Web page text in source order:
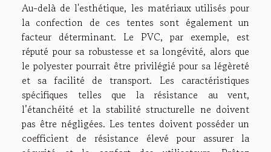
Au-delà de l'esthétique, les matériaux utilisés pour
la confection de ces tentes sont également un
facteur déterminant. Le PVC, par exemple, est
réputé pour sa robustesse et sa longévité, alors que
le polyester pourrait être privilégié pour sa légèreté
et sa facilité de transport. Les caractéristiques
spécifiques telles que la résistance au vent,
l’étanchéité et la stabilité structurelle ne doivent
pas être négligées. Les tentes doivent posséder un
coefficient de résistance élevé pour assurer la